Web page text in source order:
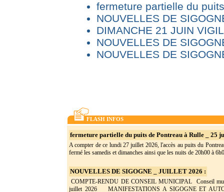
fermeture partielle du
NOUVELLES DE
DIMANCHE 21 JUIN
NOUVELLES DE
NOUVELLES DE
FLASH INFOS
fermeture partielle du puits de Pontreau à Rulle _ 25
A compter de ce lundi 27 juillet 2026, l'accès au puits du
fermé les samedis et dimanches ainsi que les nuits de 20h00 à
NOUVELLES DE SIGOGNE _ JUILLET 2026 :
COMPTE-RENDU DE CONSEIL MUNICIPAL Conseil
juillet 2026 MANIFESTATIONS A SIGOGNE ET